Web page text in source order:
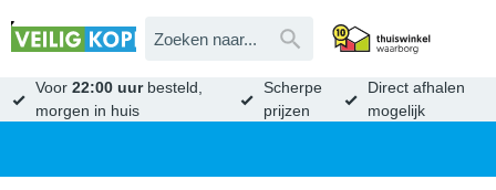
Voor22:00 uurbesteld,
morgen in huis
Scherpe
prijzen
Direct afhalen
mogelijk